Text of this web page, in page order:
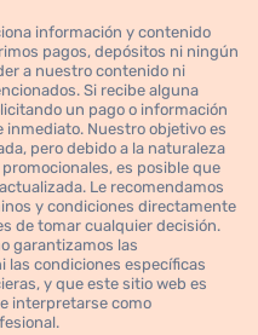
información y contenido
pagos, depósitos ni ningún
a nuestro contenido ni
Si recibe alguna
un pago o información
Nuestro objetivo es
pero debido a la naturaleza
es posible que
Le recomendamos
y condiciones directamente
de tomar cualquier decisión.
garantizamos las
las condiciones específicas
y que este sitio web es
interpretarse como